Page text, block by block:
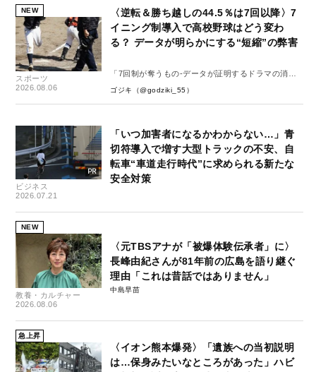
NEW
スポーツ
2026.08.06
〈逆転＆勝ち越しの44.5％は7回以降〉7
イニング制導入で高校野球はどう変わ
る？ データが明らかにする“短縮”の弊害
「7回制が奪うもの-データが証明するドラマの消
失-」
ゴジキ（@godziki_55）
ビジネス
2026.07.21
「いつ加害者になるかわからない…」青
切符導入で増す大型トラックの不安、自
転車“車道走行時代”に求められる新たな
安全対策
NEW
教養・カルチャー
2026.08.06
〈元TBSアナが「被爆体験伝承者」に〉
長峰由紀さんが81年前の広島を語り継ぐ
理由「これは昔話ではありません」
中島早苗
急上昇
〈イオン熊本爆発〉「遺族への当初説明
は…保身みたいなところがあった」ハビ